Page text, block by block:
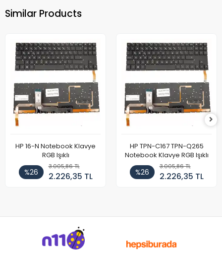
Similar Products
HP 16-N Notebook Klavye
RGB Işıklı
%26
3.005,86 TL
2.226,35 TL
HP TPN-C167 TPN-Q265
Notebook Klavye RGB Işıklı
%26
3.005,86 TL
2.226,35 TL